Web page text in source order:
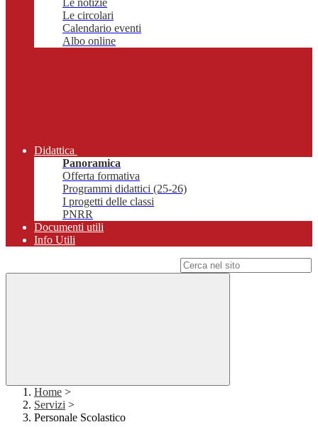
Le notizie
Le circolari
Calendario eventi
Albo online
Didattica
Panoramica
Offerta formativa
Programmi didattici (25-26)
I progetti delle classi
PNRR
Documenti utili
Info Utili
Home >
Servizi >
Personale Scolastico